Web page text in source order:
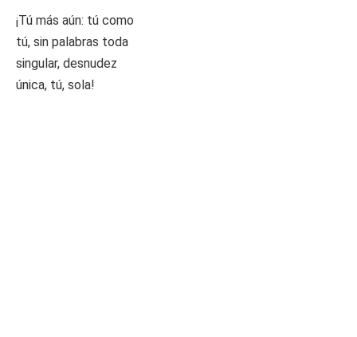
¡Tú más aún: tú como
tú, sin palabras toda
singular, desnudez
única, tú, sola!